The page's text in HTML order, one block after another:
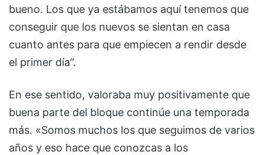
bueno. Los que ya estábamos aquí tenemos que
conseguir que los nuevos se sientan en casa
cuanto antes para que empiecen a rendir desde
el primer día”.
En ese sentido, valoraba muy positivamente que
buena parte del bloque continúe una temporada
más. «Somos muchos los que seguimos de varios
años y eso hace que conozcas a los